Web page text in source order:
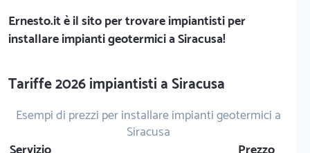
Ernesto.itè il sito per trovare impiantisti per
installare impianti geotermici a Siracusa!
Tariffe 2026 impiantisti a Siracusa
Esempi di prezzi per installare impianti geotermici a
Siracusa